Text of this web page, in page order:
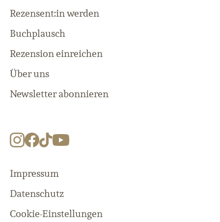
Rezensent:in werden
Buchplausch
Rezension einreichen
Über uns
Newsletter abonnieren
Impressum
Datenschutz
Cookie-Einstellungen